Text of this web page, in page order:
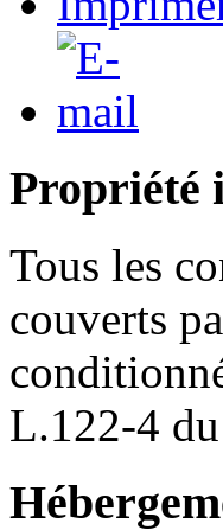
Propriété
Tous les
couverts
L.122-4